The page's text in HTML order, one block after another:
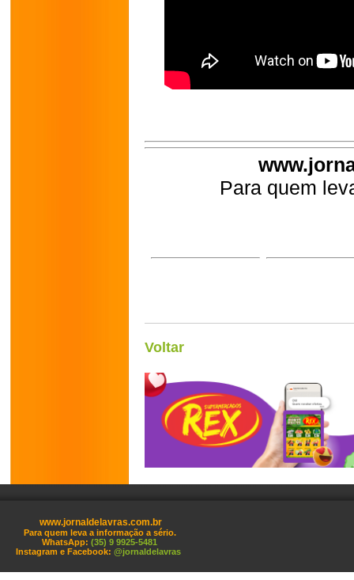
Para quem
Voltar
www.jornaldelavras.com.br
Para quem leva a informação a sério.
WhatsApp: (35) 9 9925-5481
Instagram e Facebook: @jornaldelavras